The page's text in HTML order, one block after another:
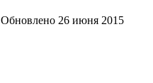
Обновлено 26 июня 2015